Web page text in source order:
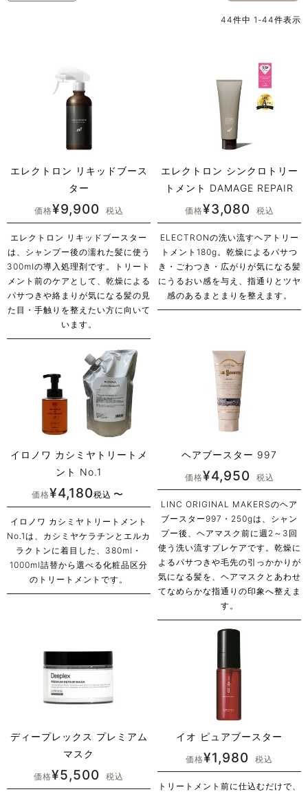
44件中 1 -44件表示
エレクトロン リキッドブース
ター
価格¥9,900 税込
エレクトロン リキッドブースター
は、シャンプー後の濡れた髪に使う
300mlの導入処理剤です。トリート
メント前のケアとして、乾燥による
パサつきや絡まりが気になる髪の見
た目・手触りを整えたい方に向いて
います。
エレクトロン シンクロトリー
トメント DAMAGE REPAIR
価格¥3,080 税込
ELECTRONの洗い流すヘアトリー
トメント180g。乾燥によるパサつ
き・ごわつき・広がりが気になる髪
にうるおい感を与え、指通りとツヤ
感のあるまとまりを整えます。
イロノワ カシミヤトリートメ
ント No.1
価格¥4,180税込 〜
イロノワ カシミヤトリートメント
No.1は、カシミヤケラチンとエルカ
ラクトンに着目した、380ml・
1000ml詰替から選べる化粧品区分
のトリートメントです。
ヘアブースター 997
価格¥4,950 税込
LINC ORIGINAL MAKERSのヘア
ブースター997・250gは、シャン
プー後、ヘアマスク前に週2～3回
使う洗い流すプレケアです。乾燥に
よるパサつきや毛先の引っかかりが
気になる髪を、ヘアマスクとあわせ
てなめらかな指通りの印象へ整えま
す。
ディープレックス プレミアム
マスク
価格¥5,500 税込
イオ ピュアブースター
価格¥1,980 税込
トリートメント前に仕込むだけで、